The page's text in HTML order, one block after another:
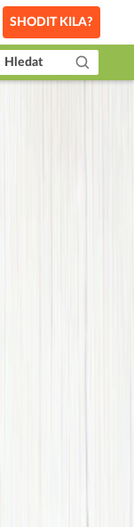
SHODIT KILA?
Hledat